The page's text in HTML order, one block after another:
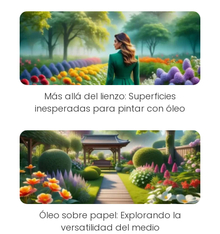
Más allá del lienzo: Superficies
inesperadas para pintar con óleo
Óleo sobre papel: Explorando la
versatilidad del medio